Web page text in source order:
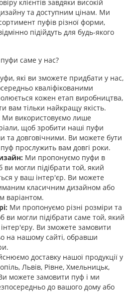
клієнтів завдяки високій
та доступним цінам. Ми
пуфів різної форми,
підійдуть для будь-якого
саме у нас?
які ви зможете придбати у нас,
кваліфікованими
кожен етап виробництва,
вам тільки найкращу якість.
Ми використовуємо лише
щоб зробити наші пуфи
та довговічними. Ви можете бути
прослужить вам довгі роки.
Ми пропонуємо пуфи в
ви могли підібрати той, який
у ваш інтер'єр. Ви можете
класичним дизайном або
варіантом.
Ми пропонуємо різні розміри та
ви могли підібрати саме той, який
Ви зможете замовити
на нашому сайті, обравши
доставку нашої продукції у
Львів, Рівне, Хмельницьк,
можете замовити пуф і ми
до вашого дому або